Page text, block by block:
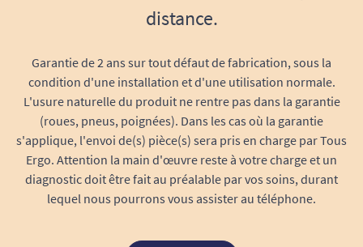
fixation: Déterminez si les pattes de fixation de
votre main courante à la roue de votre fauteuil
sont plates ou rondes.
distance.
Garantie de 2 ans sur tout défaut de fabrication, sous la
condition d'une installation et d'une utilisation normale.
L'usure naturelle du produit ne rentre pas dans la garantie
(roues, pneus, poignées). Dans les cas où la garantie
s'applique, l'envoi de(s) pièce(s) sera pris en charge par Tous
Ergo. Attention la main d'œuvre reste à votre charge et un
diagnostic doit être fait au préalable par vos soins, durant
lequel nous pourrons vous assister au téléphone.